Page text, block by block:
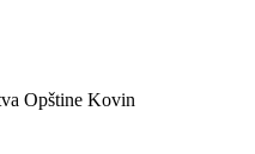
Opštine Kovin